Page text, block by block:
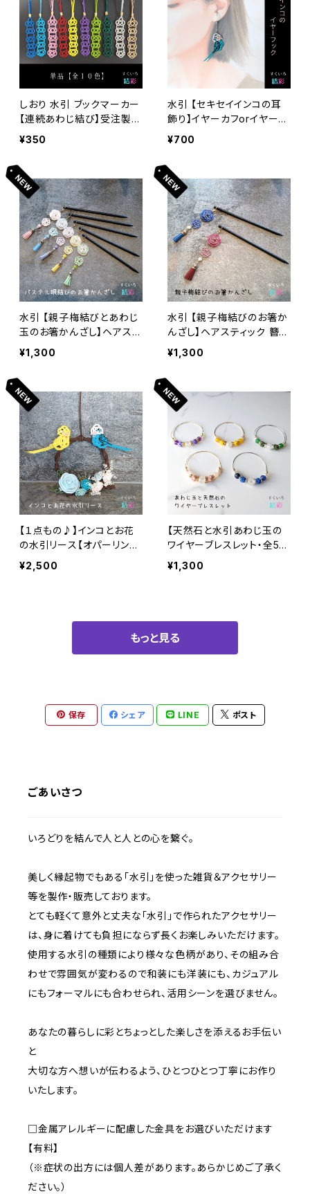
しおり 水引 ブックマーカー
【連続あわじ結び】受注製作
いたします ノベルティ 販促
¥350
水引 【セキセイインコの耳
飾り】イヤーカフorイヤーフ
ック☆片耳
¥700
水引 【親子梅結びとあわじ
玉のお箸かんざし】ヘアステ
ィック 簪 夜会巻き 和装 着
物 浴衣 和風
¥1,300
水引 【親子梅結びのお箸か
んざし】ヘアスティック 簪
夜会巻き 和装 着物 浴衣
和風
¥1,300
【１点もの♪】インコとお花
の水引リース【オパーリンブ
ルー＆ルチノー】ペット祭壇
供花 インテリア ギフト 小鳥
¥2,500
【天然石と水引あわじ玉の
ワイヤーブレスレット・全5
色】 縁起物 厄除け フリー
サイズ
¥1,300
もっと見る
保存 シェア LINE ポスト
ごあいさつ
いろどりを結んで人と人との心を繋ぐ。
美しく縁起物でもある「水引」を使った雑貨＆アクセサリー
等を製作・販売しております。
とても軽くて意外と丈夫な「水引」で作られたアクセサリー
は、身に着けても負担にならず長くお楽しみいただけます。
使用する水引の種類により様々な色柄があり、その組み合
わせで雰囲気が変わるので和装にも洋装にも、カジュアル
にもフォーマルにも合わせられ、活用シーンを選びません。
あなたの暮らしに彩とちょっとした楽しさを添えるお手伝い
と
大切な方へ想いが伝わるよう、ひとつひとつ丁寧にお作り
いたします。
□金属アレルギーに配慮した金具をお選びいただけます
【有料】
（※症状の出方には個人差があります。あらかじめご了承く
ださい。）